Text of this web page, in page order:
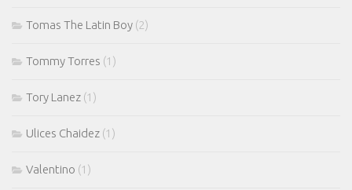
Tomas The Latin Boy (2)
Tommy Torres (1)
Tory Lanez (1)
Ulices Chaidez (1)
Valentino (1)